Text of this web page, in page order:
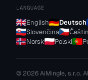
LANGUAGE
English Deutsch
Slovenčina
Norsk
Polski
© 2026 AiMingle, s.r.o.